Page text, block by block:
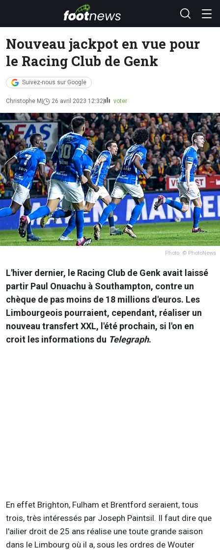
Nouveau jackpot en vue pour
le Racing Club de Genk
Suivez-nous sur Google
Christophe M 26 avril 2023 12:32 voter
Photo: © PhotoNews
L'hiver dernier, le Racing Club de Genk avait laissé
partir Paul Onuachu à Southampton, contre un
chèque de pas moins de 18 millions d'euros. Les
Limbourgeois pourraient, cependant, réaliser un
nouveau transfert XXL, l'été prochain, si l'on en
croit les informations du Telegraph.
En effet Brighton, Fulham et Brentford seraient, tous
trois, très intéressés par Joseph Paintsil. Il faut dire que
l'ailier droit de 25 ans réalise une toute grande saison
dans le Limbourg où il a, sous les ordres de Wouter